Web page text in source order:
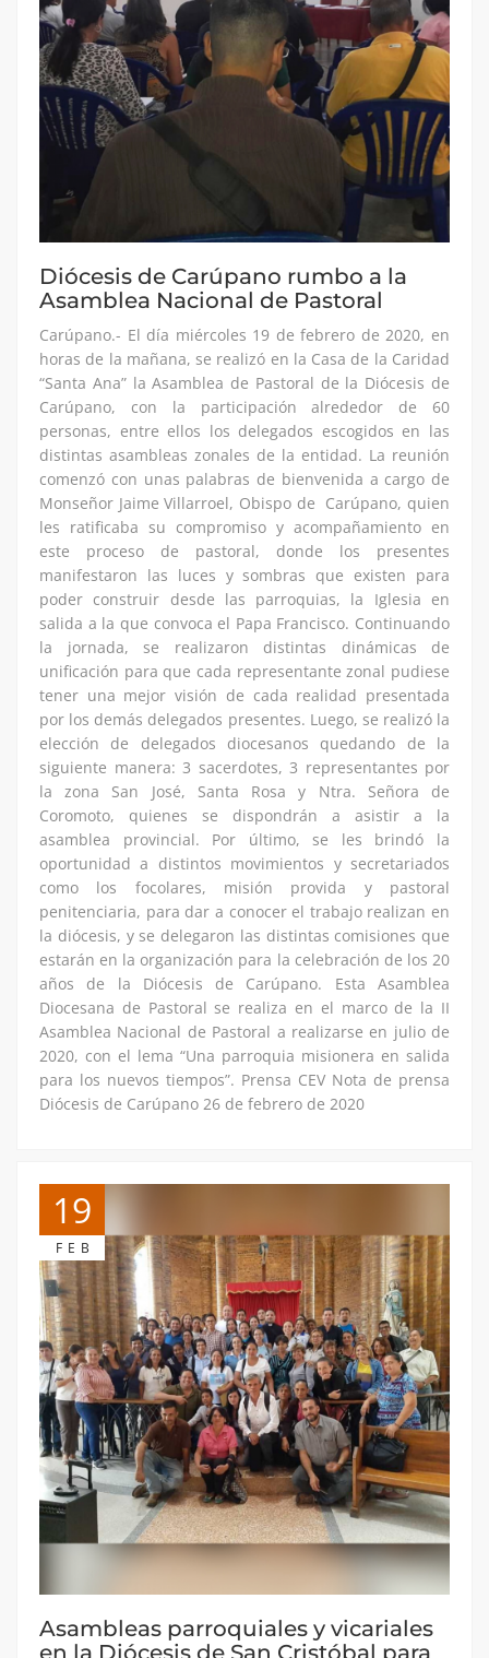
Diócesis de Carúpano rumbo a la
Asamblea Nacional de Pastoral
Carúpano.- El día miércoles 19 de febrero de 2020, en
horas de la mañana, se realizó en la Casa de la Caridad
“Santa Ana” la Asamblea de Pastoral de la Diócesis de
Carúpano, con la participación alrededor de 60
personas, entre ellos los delegados escogidos en las
distintas asambleas zonales de la entidad. La reunión
comenzó con unas palabras de bienvenida a cargo de
Monseñor Jaime Villarroel, Obispo de Carúpano, quien
les ratificaba su compromiso y acompañamiento en
este proceso de pastoral, donde los presentes
manifestaron las luces y sombras que existen para
poder construir desde las parroquias, la Iglesia en
salida a la que convoca el Papa Francisco. Continuando
la jornada, se realizaron distintas dinámicas de
unificación para que cada representante zonal pudiese
tener una mejor visión de cada realidad presentada
por los demás delegados presentes. Luego, se realizó la
elección de delegados diocesanos quedando de la
siguiente manera: 3 sacerdotes, 3 representantes por
la zona San José, Santa Rosa y Ntra. Señora de
Coromoto, quienes se dispondrán a asistir a la
asamblea provincial. Por último, se les brindó la
oportunidad a distintos movimientos y secretariados
como los focolares, misión provida y pastoral
penitenciaria, para dar a conocer el trabajo realizan en
la diócesis, y se delegaron las distintas comisiones que
estarán en la organización para la celebración de los 20
años de la Diócesis de Carúpano. Esta Asamblea
Diocesana de Pastoral se realiza en el marco de la II
Asamblea Nacional de Pastoral a realizarse en julio de
2020, con el lema “Una parroquia misionera en salida
para los nuevos tiempos”. Prensa CEV Nota de prensa
Diócesis de Carúpano 26 de febrero de 2020
19
FEB
Asambleas parroquiales y vicariales